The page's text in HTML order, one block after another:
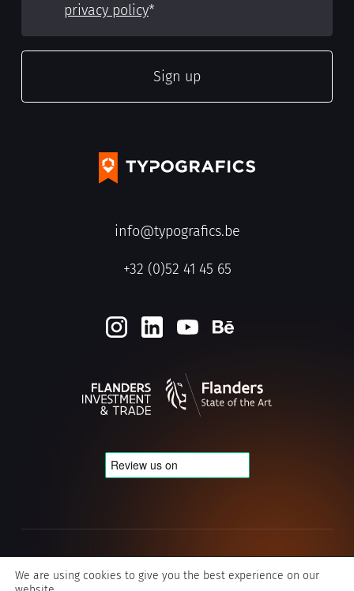
info@typografics.be
+32 (0)52 41 45 65
privacy policy*
We are using cookies to give you the best experience on our